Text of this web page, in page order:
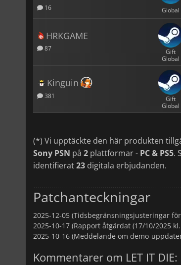
16 Global
HRKGAME
87
Gift
Global
Kinguin
381
Gift
Global
(*) Vi upptäckte den här produkten
Sony PSN på 2 plattformar - PC & PS5.
identifierat23 digitala erbjudanden.
Patchanteckningar
2025-12-05 (Tidsbegränsningsjusteringar för
2025-10-17 (Rapport åtgärdat (17/10/2025 kl.
2025-10-16 (Meddelande om demo-
Kommentarer om LET IT DIE: